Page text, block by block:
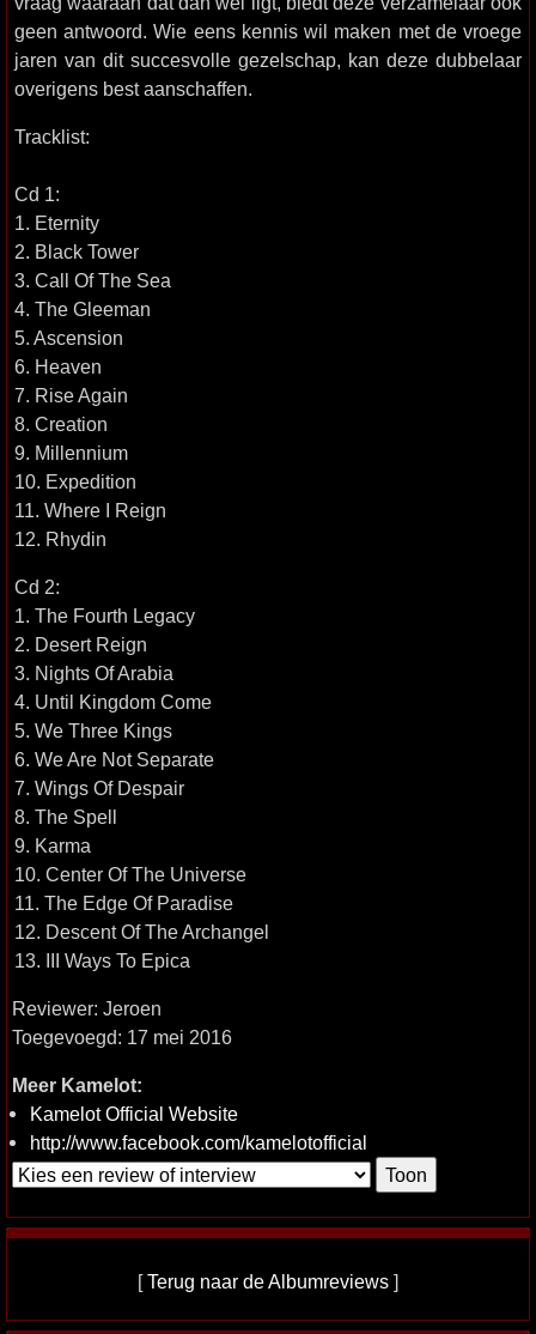
geen antwoord. Wie eens kennis wil maken met de vroege
jaren van dit succesvolle gezelschap, kan deze dubbelaar
overigens best aanschaffen.
Tracklist:
Cd 1:
1. Eternity
2. Black Tower
3. Call Of The Sea
4. The Gleeman
5. Ascension
6. Heaven
7. Rise Again
8. Creation
9. Millennium
10. Expedition
11. Where I Reign
12. Rhydin
Cd 2:
1. The Fourth Legacy
2. Desert Reign
3. Nights Of Arabia
4. Until Kingdom Come
5. We Three Kings
6. We Are Not Separate
7. Wings Of Despair
8. The Spell
9. Karma
10. Center Of The Universe
11. The Edge Of Paradise
12. Descent Of The Archangel
13. III Ways To Epica
Reviewer: Jeroen
Toegevoegd: 17 mei 2016
Meer Kamelot:
Kamelot Official Website
http://www.facebook.com/kamelotofficial
[Terug naar de Albumreviews ]